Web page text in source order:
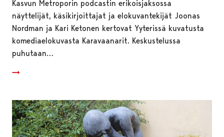
Kasvun Metroporin podcastin erikoisjaksossa
näyttelijät, käsikirjoittajat ja elokuvantekijät Joonas
Nordman ja Kari Ketonen kertovat Yyterissä kuvatusta
komediaelokuvasta Karavaanarit. Keskustelussa
puhutaan…